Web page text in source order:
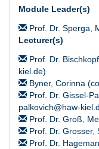
Module Leader(s)
Prof. Dr. Sperga,
Lecturer(s)
Prof. Dr.
kiel.de)
Byner, Corinna
Prof. Dr. Gissel-
palkovich@haw-
Prof. Dr. Groß,
Prof. Dr. Grosser,
Prof. Dr.